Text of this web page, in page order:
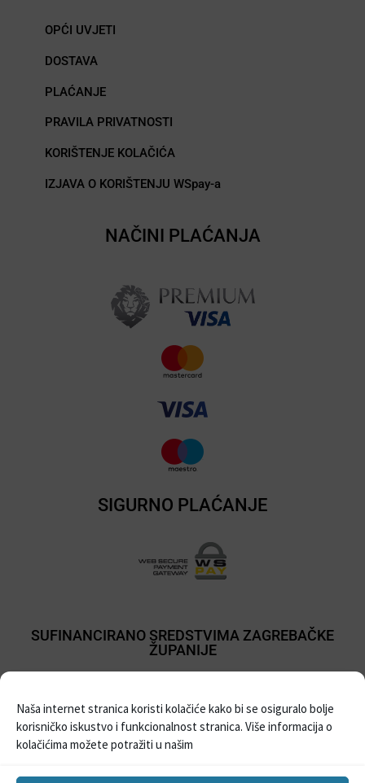
Naša internet stranica koristi kolačiće kako bi se osiguralo bolje
korisničko iskustvo i funkcionalnost stranica. Više informacija o
kolačićima možete potražiti u našim
OPĆI UVJETI
DOSTAVA
PLAĆANJE
PRAVILA PRIVATNOSTI
KORIŠTENJE KOLAČIĆA
IZJAVA O KORIŠTENJU WSpay-a
NAČINI PLAĆANJA
SIGURNO PLAĆANJE
SUFINANCIRANO SREDSTVIMA ZAGREBAČKE
ŽUPANIJE